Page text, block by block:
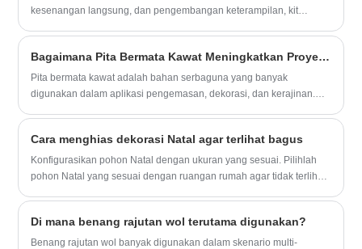
kerajinan kayu.
kesenangan langsung, dan pengembangan keterampilan, kit
Bagaimana Pita Bermata Kawat Meningkatkan Proyek Pengemasan dan Kerajinan Anda?
Pita bermata kawat adalah bahan serbaguna yang banyak
digunakan dalam aplikasi pengemasan, dekorasi, dan kerajinan.
presentasi. Artikel ini membahas cara kerja pita bermata kawat,
kelebihannya, masalah umum pelanggan, dan cara memilih jenis
yang tepat untuk berbagai aplikasi.
Cara menghias dekorasi Natal agar terlihat bagus
Konfigurasikan pohon Natal dengan ukuran yang sesuai. Pilihlah
pohon Natal yang sesuai dengan ruangan rumah agar tidak terlihat
membuat ruangan Anda terlihat lebih luas.
Di mana benang rajutan wol terutama digunakan?
Benang rajutan wol banyak digunakan dalam skenario multi-